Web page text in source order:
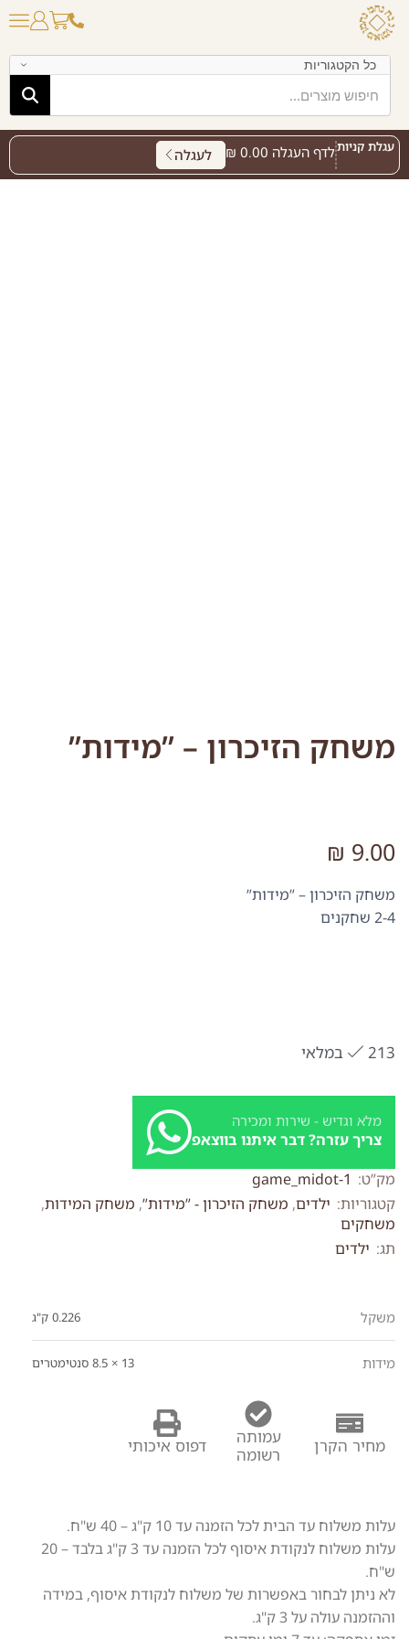
עגלת קניותלדף העגלה ₪ 0.00 לעגלה
משחק הזיכרון – ”מידות”
₪ 9.00
משחק הזיכרון – ”מידות”
2-4 שחקנים
213 במלאי
מלא וגדיש - שירות ומכירה
צריך עזרה? דבר איתנו בווצאפ
מק”ט: game_midot-1
קטגוריות: ילדים, משחק הזיכרון - ”מידות”, משחק המידות,
משחקים
תג: ילדים
משקל 0.226 ק"ג
מידות 13 × 8.5 סנטימטרים
מחיר הקרן
עמותה
רשומה
דפוס איכותי
עלות משלוח עד הבית לכל הזמנה עד 10 ק"ג – 40 ש"ח.
עלות משלוח לנקודת איסוף לכל הזמנה עד 3 ק"ג בלבד – 20
ש"ח.
לא ניתן לבחור באפשרות של משלוח לנקודת איסוף, במידה
וההזמנה עולה על 3 ק"ג.